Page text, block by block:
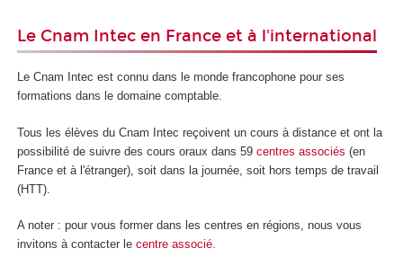
Le Cnam Intec en France et à l'international
Le Cnam Intec est connu dans le monde francophone pour ses
formations dans le domaine comptable.
Tous les élèves du Cnam Intec reçoivent un cours à distance et ont la
possibilité de suivre des cours oraux dans 59 centres associés (en
France et à l'étranger), soit dans la journée, soit hors temps de travail
(HTT).
A noter : pour vous former dans les centres en régions, nous vous
invitons à contacter le centre associé.